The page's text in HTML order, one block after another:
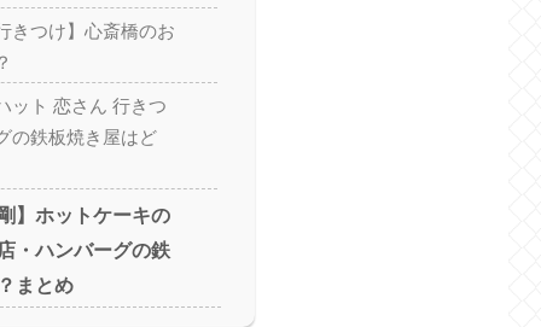
きつけ】心斎橋のお
ット 恋さん 行きつ
の鉄板焼き屋はど
】ホットケーキの
・ハンバーグの鉄
まとめ